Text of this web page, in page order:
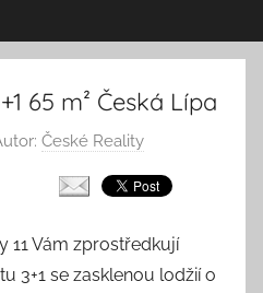
65 m² Česká Lípa
České Reality
11 Vám zprostředkují
3+1 se zasklenou lodžií o